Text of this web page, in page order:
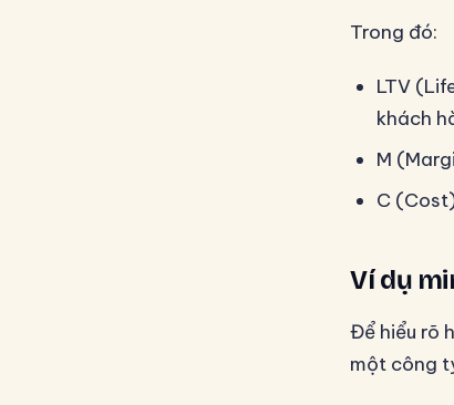
Trong đó:
LTV
khách
M
C
Ví dụ
Để hiểu rõ
một công